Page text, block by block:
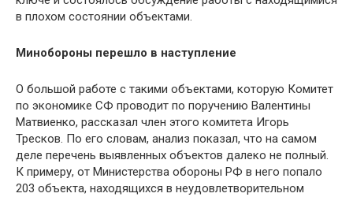
в плохом состоянии объектами.
Минобороны перешло в наступление
О большой работе с такими объектами, которую Комитет
по экономике СФ проводит по поручению Валентины
Матвиенко, рассказал член этого комитета Игорь
Тресков. По его словам, анализ показал, что на самом
деле перечень выявленных объектов далеко не полный.
К примеру, от Министерства обороны РФ в него попало
203 объекта, находящихся в неудовлетворительном